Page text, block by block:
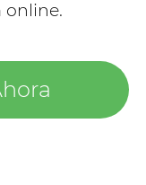
online.